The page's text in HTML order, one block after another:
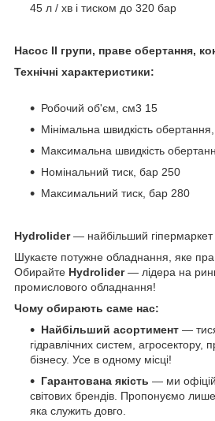
45 л / хв і тиском до 320 бар
Насос II групи, праве обертання,
Технічні характеристики:
Робочий об'єм, см3 15
Мінімальна швидкість
Максимальна швидкість
Номінальний тиск, бар 250
Максимальний тиск, бар 280
Hydrolider— найбільший гіпермаркет
Шукаєте потужне обладнання, яке
Обирайте Hydrolider— лідера на
промислового обладнання!
Чому обирають саме нас:
Найбільший асортимент —
гідравлічних систем, агросектору,
бізнесу. Усе в одному місці!
Гарантована якість — ми
світових брендів. Пропонуємо лише
яка служить довго.